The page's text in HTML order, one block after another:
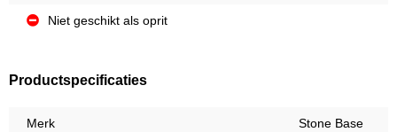
Niet geschikt als oprit
Productspecificaties
Merk Stone Base